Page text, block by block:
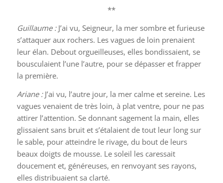
**
Guillaume :J’ai vu, Seigneur, la mer sombre et furieuse
s’attaquer aux rochers. Les vagues de loin prenaient
leur élan. Debout orgueilleuses, elles bondissaient, se
bousculaient l’une l’autre, pour se dépasser et frapper
la première.
Ariane :J’ai vu, l’autre jour, la mer calme et sereine. Les
vagues venaient de très loin, à plat ventre, pour ne pas
attirer l’attention. Se donnant sagement la main, elles
glissaient sans bruit et s’étalaient de tout leur long sur
le sable, pour atteindre le rivage, du bout de leurs
beaux doigts de mousse. Le soleil les caressait
doucement et, généreuses, en renvoyant ses rayons,
elles distribuaient sa clarté.